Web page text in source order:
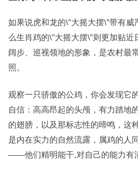
如果说虎和龙的\”大摇大摆\”带有
么生肖鸡的\”大摇大摆\”则更加贴
阔步、巡视领地的形象，是农村最
照。
观察一只骄傲的公鸡，你会发现它
自信：高高昂起的头颅，有力踏地
的翅膀，以及那标志性的啼鸣，这
是内在实力的自然流露，属鸡的人
——他们精明能干,对自己的能力有